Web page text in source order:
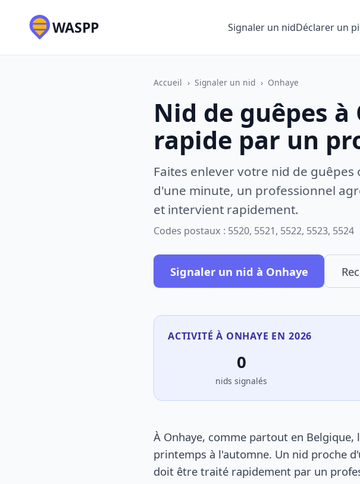
WASPP Signaler un nidDéclarer un
Accueil › Signaler un nid › Onhaye
Nid de guêpes
rapide par un
Faites enlever votre nid de
d'une minute, un professionnel
et intervient rapidement.
Codes postaux : 5520, 5521, 5522, 5523, 5524
Signaler un nid à Onhaye
ACTIVITÉ À ONHAYE EN 2026
0
nids signalés
À Onhaye, comme partout en
printemps à l'automne. Un nid proche
doit être traité rapidement par un